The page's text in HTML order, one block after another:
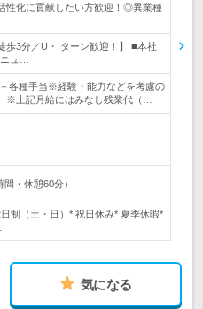
性化に貢献したい方歓迎！◎異業種
歩3分／U・Iターン歓迎！】 ■本社
ュ…
各種手当※経験・能力などを考慮の
※上記月給にはみなし残業代（…
・休憩60分）
制（土・日）* 祝日休み* 夏季休暇*
気になる